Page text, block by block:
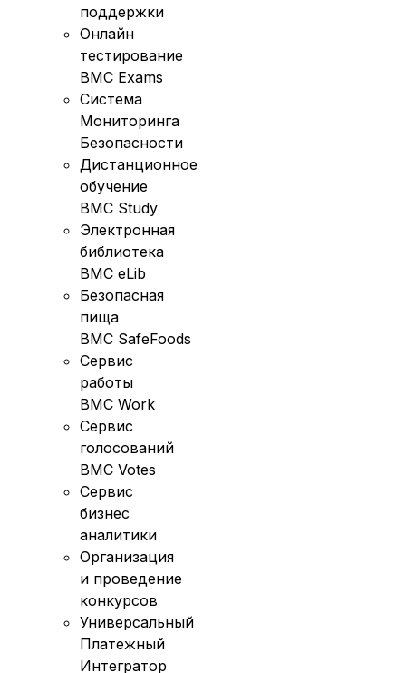
поддержки
Онлайн
тестирование
BMC Exams
Система
Мониторинга
Безопасности
Дистанционное
обучение
BMC Study
Электронная
библиотека
BMC eLib
Безопасная
пища
BMC SafeFoods
Сервис
работы
BMC Work
Сервис
голосований
BMC Votes
Сервис
бизнес
аналитики
Организация
и проведение
конкурсов
Универсальный
Платежный
Интегратор